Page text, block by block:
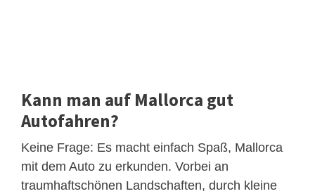
Kann man auf Mallorca gut
Autofahren?
Keine Frage: Es macht einfach Spaß, Mallorca
mit dem Auto zu erkunden. Vorbei an
traumhaftschönen Landschaften, durch kleine